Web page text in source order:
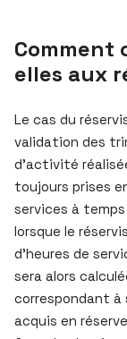
Comment
elles aux
Le cas du
validation des
d’activité
toujours prises
services à
lorsque le
d’heures de
sera alors
correspondant à
acquis en